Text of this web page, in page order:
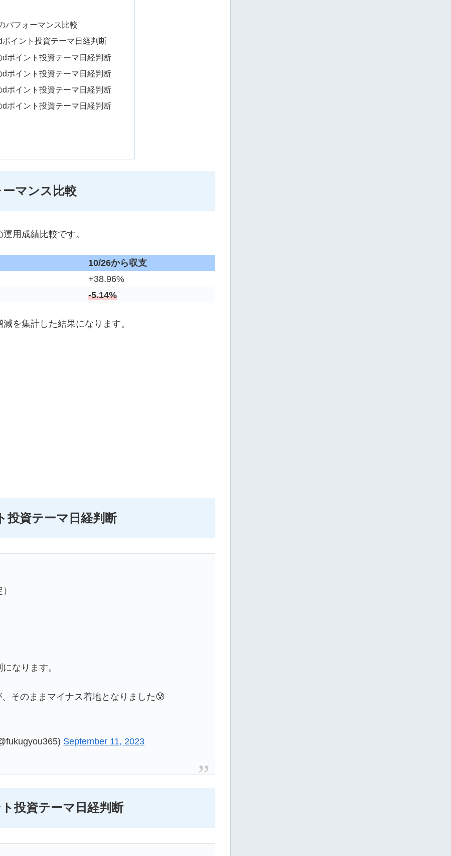
パフォーマンス比較
イント投資テーマ日経判断
ポイント投資テーマ日経判断
ポイント投資テーマ日経判断
ポイント投資テーマ日経判断
ポイント投資テーマ日経判断
マンス比較
用成績比較です。
10/26から収支
+38.96%
-5.14%
を集計した結果になります。
投資テーマ日経判断
なります。
そのままマイナス着地となりました😰
September 11, 2023
投資テーマ日経判断